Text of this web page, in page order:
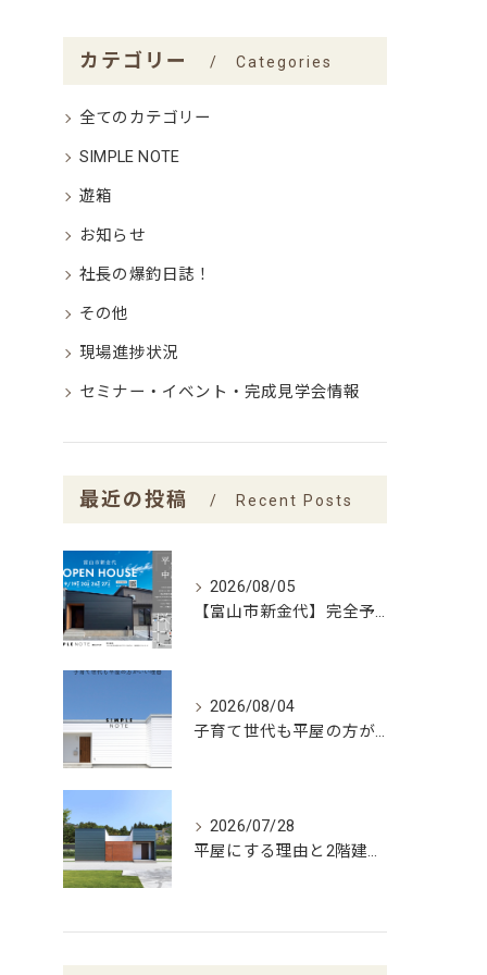
カテゴリー Categories
全てのカテゴリー
SIMPLE NOTE
遊箱
お知らせ
社長の爆釣日誌！
その他
現場進捗状況
セミナー・イベント・完成見学会情報
最近の投稿 Recent Posts
2026/08/05
【富山市新金代】完全予約制｜SIMPLE NOTEの家「平屋×中庭」完成見学会
2026/08/04
子育て世代も平屋の方がいい理由
2026/07/28
平屋にする理由と2階建てにする理由